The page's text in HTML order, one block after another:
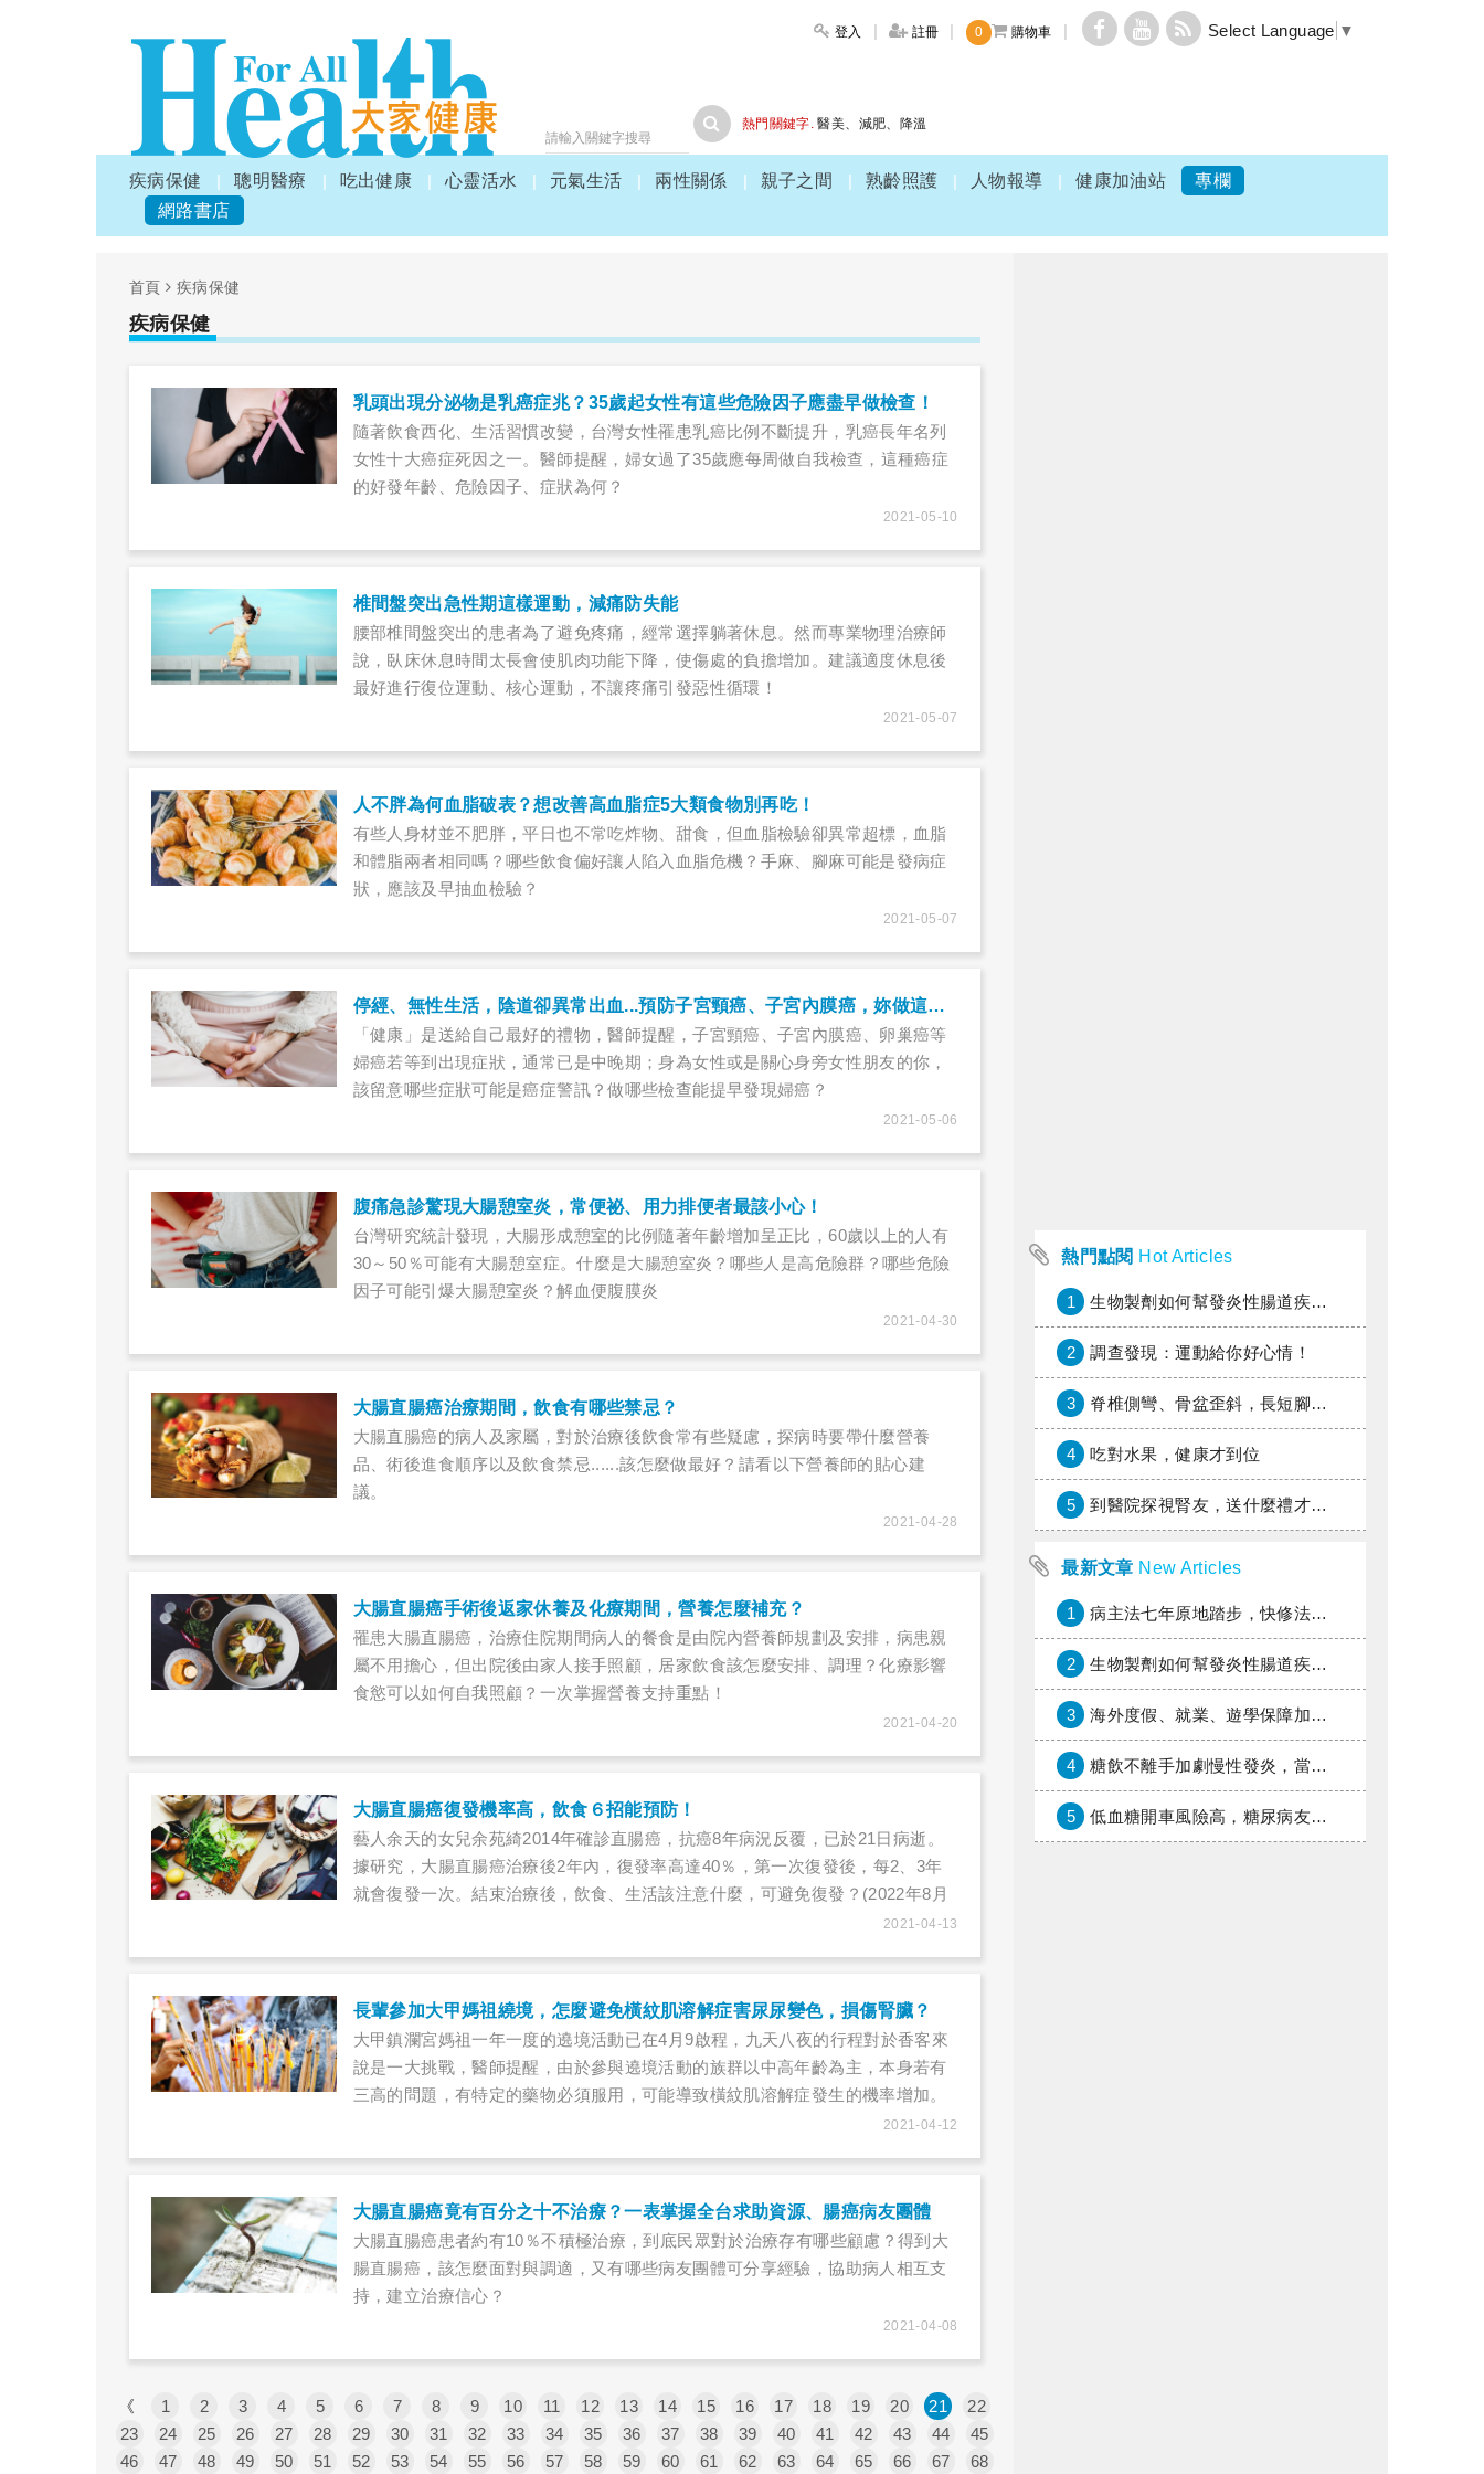
登入 註冊 0 購物車 Select Language ▼
熱門關鍵字. 醫美、 減肥、 降溫
疾病保健 聰明醫療 吃出健康 心靈活水 元氣生活 兩性關係 親子之間 熟齡照護 人物報導 健康加油站
專欄
網路書店
首頁 疾病保健
疾病保健
乳頭出現分泌物是乳癌症兆？35歲起女性有這些危險因子應盡早做檢查！
隨著飲食西化、生活習慣改變，台灣女性罹患乳癌比例不斷提升，乳癌長年名列
女性十大癌症死因之一。醫師提醒，婦女過了35歲應每周做自我檢查，這種癌症
的好發年齡、危險因子、症狀為何？
2021-05-10
椎間盤突出急性期這樣運動，減痛防失能
腰部椎間盤突出的患者為了避免疼痛，經常選擇躺著休息。然而專業物理治療師
說，臥床休息時間太長會使肌肉功能下降，使傷處的負擔增加。建議適度休息後
最好進行復位運動、核心運動，不讓疼痛引發惡性循環！
2021-05-07
人不胖為何血脂破表？想改善高血脂症5大類食物別再吃！
有些人身材並不肥胖，平日也不常吃炸物、甜食，但血脂檢驗卻異常超標，血脂
和體脂兩者相同嗎？哪些飲食偏好讓人陷入血脂危機？手麻、腳麻可能是發病症
狀，應該及早抽血檢驗？
2021-05-07
停經、無性生活，陰道卻異常出血...預防子宮頸癌、子宮內膜癌，妳做這些檢查了嗎？
「健康」是送給自己最好的禮物，醫師提醒，子宮頸癌、子宮內膜癌、卵巢癌等
婦癌若等到出現症狀，通常已是中晚期；身為女性或是關心身旁女性朋友的你，
該留意哪些症狀可能是癌症警訊？做哪些檢查能提早發現婦癌？
2021-05-06
腹痛急診驚現大腸憩室炎，常便祕、用力排便者最該小心！
台灣研究統計發現，大腸形成憩室的比例隨著年齡增加呈正比，60歲以上的人有
30～50％可能有大腸憩室症。什麼是大腸憩室炎？哪些人是高危險群？哪些危險
因子可能引爆大腸憩室炎？解血便腹膜炎
2021-04-30
大腸直腸癌治療期間，飲食有哪些禁忌？
大腸直腸癌的病人及家屬，對於治療後飲食常有些疑慮，探病時要帶什麼營養
品、術後進食順序以及飲食禁忌......該怎麼做最好？請看以下營養師的貼心建
議。
2021-04-28
大腸直腸癌手術後返家休養及化療期間，營養怎麼補充？
罹患大腸直腸癌，治療住院期間病人的餐食是由院內營養師規劃及安排，病患親
屬不用擔心，但出院後由家人接手照顧，居家飲食該怎麼安排、調理？化療影響
食慾可以如何自我照顧？一次掌握營養支持重點！
2021-04-20
大腸直腸癌復發機率高，飲食６招能預防！
藝人余天的女兒余苑綺2014年確診直腸癌，抗癌8年病況反覆，已於21日病逝。
據研究，大腸直腸癌治療後2年內，復發率高達40％，第一次復發後，每2、3年
就會復發一次。結束治療後，飲食、生活該注意什麼，可避免復發？(2022年8月
2021-04-13
長輩參加大甲媽祖繞境，怎麼避免橫紋肌溶解症害尿尿變色，損傷腎臟？
大甲鎮瀾宮媽祖一年一度的遶境活動已在4月9啟程，九天八夜的行程對於香客來
說是一大挑戰，醫師提醒，由於參與遶境活動的族群以中高年齡為主，本身若有
三高的問題，有特定的藥物必須服用，可能導致橫紋肌溶解症發生的機率增加。
2021-04-12
大腸直腸癌竟有百分之十不治療？一表掌握全台求助資源、腸癌病友團體
大腸直腸癌患者約有10％不積極治療，到底民眾對於治療存有哪些顧慮？得到大
腸直腸癌，該怎麼面對與調適，又有哪些病友團體可分享經驗，協助病人相互支
持，建立治療信心？
2021-04-08
《 1 2 3 4 5 6 7 8 9 10 11 12 13 14 15 16 17 18 19 20 21
22
23
24 25 26 27 28 29 30 31 32 33 34 35 36 37 38 39 40 41 42 43 44
45
46
47 48 49 50 51 52 53 54 55 56 57 58 59 60 61 62 63 64 65 66 67 68
熱門點閱 Hot Articles
1 生物製劑如何幫發炎性腸道疾病患者抗潰瘍？治療進展與健保給付困境一次看
2 調查發現：運動給你好心情！
3 脊椎側彎、骨盆歪斜，長短腳惹的禍？
4 吃對水果，健康才到位
5 到醫院探視腎友，送什麼禮才好？
最新文章 New Articles
1 病主法七年原地踏步，快修法讓病人自主決定善終
2 生物製劑如何幫發炎性腸道疾病患者抗潰瘍？治療進展與健保給付困境一次看
3 海外度假、就業、遊學保障加倍，富邦產險「一期逐夢」專案加碼遠距醫療與緊急救援
4 糖飲不離手加劇慢性發炎，當心老化與慢性病提早報到
5 低血糖開車風險高，糖尿病友上路必學的安全守則